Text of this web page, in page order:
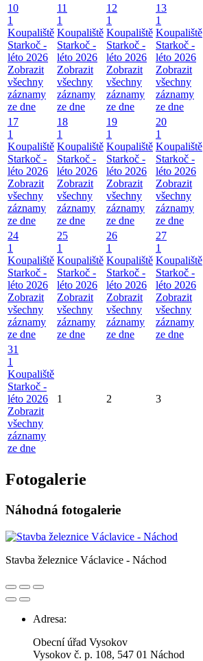
10
1
Koupaliště
Starkoč -
léto 2026
Zobrazit
všechny
záznamy
ze dne
11
1
Koupaliště
Starkoč -
léto 2026
Zobrazit
všechny
záznamy
ze dne
12
1
Koupaliště
Starkoč -
léto 2026
Zobrazit
všechny
záznamy
ze dne
13
1
Koupaliště
Starkoč -
léto 2026
Zobrazit
všechny
záznamy
ze dne
17
1
Koupaliště
Starkoč -
léto 2026
Zobrazit
všechny
záznamy
ze dne
18
1
Koupaliště
Starkoč -
léto 2026
Zobrazit
všechny
záznamy
ze dne
19
1
Koupaliště
Starkoč -
léto 2026
Zobrazit
všechny
záznamy
ze dne
20
1
Koupaliště
Starkoč -
léto 2026
Zobrazit
všechny
záznamy
ze dne
24
1
Koupaliště
Starkoč -
léto 2026
Zobrazit
všechny
záznamy
ze dne
25
1
Koupaliště
Starkoč -
léto 2026
Zobrazit
všechny
záznamy
ze dne
26
1
Koupaliště
Starkoč -
léto 2026
Zobrazit
všechny
záznamy
ze dne
27
1
Koupaliště
Starkoč -
léto 2026
Zobrazit
všechny
záznamy
ze dne
31
1
Koupaliště
Starkoč -
léto 2026
Zobrazit
všechny
záznamy
ze dne
1 2 3
Fotogalerie
Náhodná fotogalerie
Stavba železnice Václavice - Náchod
Adresa:
Obecní úřad Vysokov
Vysokov č. p. 108, 547 01 Náchod